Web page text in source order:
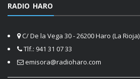
RADIO HARO
C/ De la Vega 30 - 26200 Haro (La Rioja)
Tlf.: 941 31 07 33
emisora@radioharo.com